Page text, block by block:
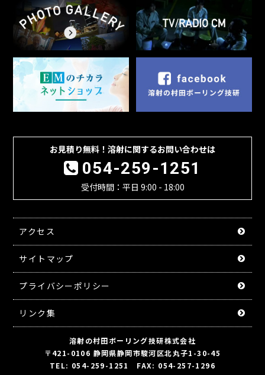
お見積り無料！溶射に関するお問い合わせは
054-259-1251
受付時間：平日 9:00 - 18:00
アクセス
サイトマップ
プライバシーポリシー
リンク集
溶射の村田ボーリング技研株式会社
〒421-0106 静岡県静岡市駿河区北丸子1-30-45
TEL: 054-259-1251 FAX: 054-257-1296